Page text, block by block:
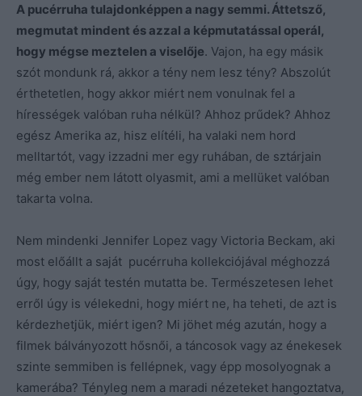
A pucérruha tulajdonképpen a nagy semmi. Áttetsző,
megmutat mindent és azzal a képmutatással operál,
hogy mégse meztelen a viselője. Vajon, ha egy másik
szót mondunk rá, akkor a tény nem lesz tény? Abszolút
érthetetlen, hogy akkor miért nem vonulnak fel a
hírességek valóban ruha nélkül? Ahhoz prűdek? Ahhoz
egész Amerika az, hisz elítéli, ha valaki nem hord
melltartót, vagy izzadni mer egy ruhában, de sztárjain
még ember nem látott olyasmit, ami a mellüket valóban
takarta volna.
Nem mindenki Jennifer Lopez vagy Victoria Beckam, aki
most előállt a saját pucérruha kollekciójával méghozzá
úgy, hogy saját testén mutatta be. Természetesen lehet
erről úgy is vélekedni, hogy miért ne, ha teheti, de azt is
kérdezhetjük, miért igen? Mi jöhet még azután, hogy a
filmek bálványozott hősnői, a táncosok vagy az énekesek
szinte semmiben is fellépnek, vagy épp mosolyognak a
kamerába? Tényleg nem a maradi nézeteket hangoztatva,